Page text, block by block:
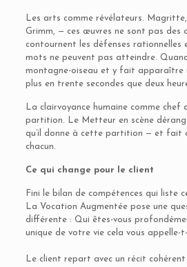
Les arts comme révélateurs.
Grimm, — ces œuvres ne sont pas des
contournent les défenses rationnelles
mots ne peuvent pas atteindre.
montagne-oiseau et y fait apparaître
plus en trente secondes que deux
La clairvoyance humaine comme chef
partition. Le Metteur en scène
qu’il donne à cette partition — et fait
chacun.
Ce qui change pour le client
Fini le bilan de compétences qui liste
La Vocation Augmentée pose une
différente : Qui êtes-vous
unique de votre vie cela vous appelle-
Le client repart avec un récit